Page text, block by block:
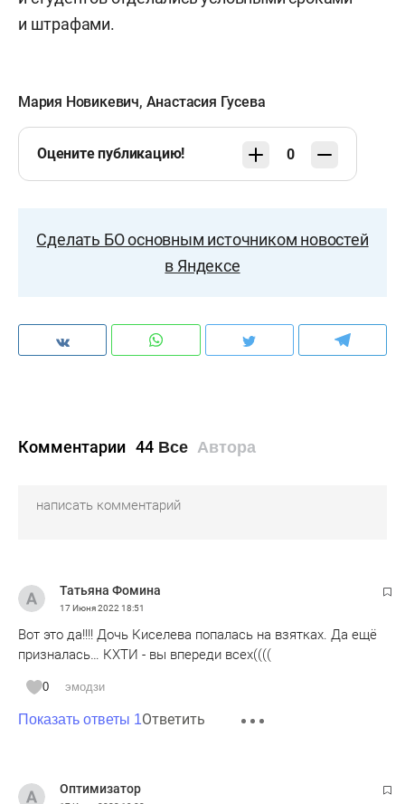
и штрафами.
Мария Новикевич, Анастасия Гусева
Оцените публикацию! 0
Сделать БО основным источником новостей
в Яндексе
Комментарии 44 Все Автора
Татьяна Фомина
17 Июня 2022 18:51
Вот это да!!!! Дочь Киселева попалась на взятках. Да ещё
призналась… КХТИ - вы впереди всех((((
0 эмодзи
Показать ответы 1Ответить
Оптимизатор